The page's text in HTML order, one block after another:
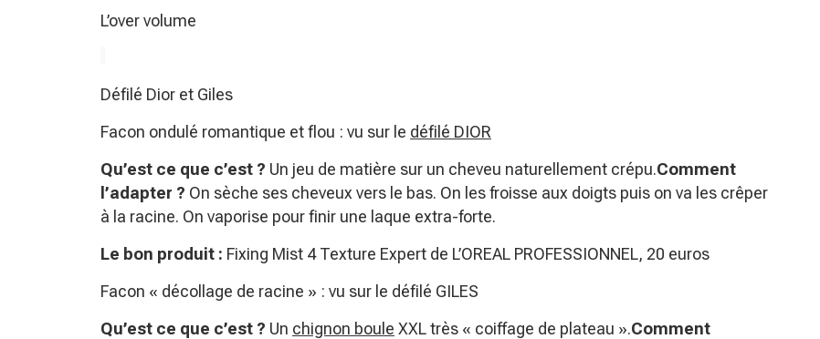
L’over volume
Défilé Dior et Giles
Facon ondulé romantique et flou : vu sur le défilé DIOR
Qu’est ce que c’est ? Un jeu de matière sur un cheveu naturellement crépu.Comment
l’adapter ? On sèche ses cheveux vers le bas. On les froisse aux doigts puis on va les crêper
à la racine. On vaporise pour finir une laque extra-forte.
Le bon produit : Fixing Mist 4 Texture Expert de L’OREAL PROFESSIONNEL, 20 euros
Facon « décollage de racine » : vu sur le défilé GILES
Qu’est ce que c’est ? Un chignon boule XXL très « coiffage de plateau ».Comment